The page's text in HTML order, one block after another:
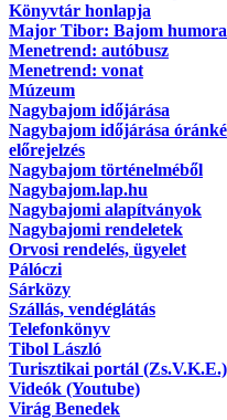
Könyvtár honlapja
Major Tibor: Bajom humora
Menetrend: autóbusz
Menetrend: vonat
Múzeum
Nagybajom időjárása
Nagybajom időjárása
előrejelzés
Nagybajom történelméből
Nagybajom.lap.hu
Nagybajomi alapítványok
Nagybajomi rendeletek
Orvosi rendelés, ügyelet
Pálóczi
Sárközy
Szállás, vendéglátás
Telefonkönyv
Tibol László
Turisztikai portál (Zs.V.K.E.)
Videók (Youtube)
Virág Benedek